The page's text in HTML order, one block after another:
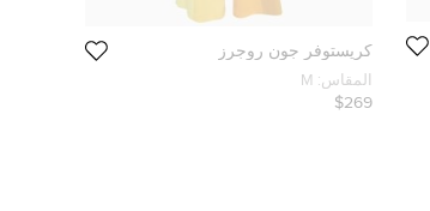
كريستوفر جون روجرز
المقاس: M
$269